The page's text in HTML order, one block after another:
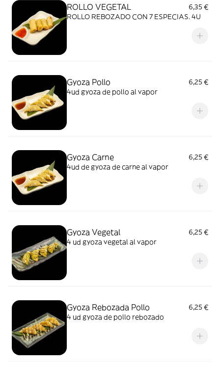
ROLLO VEGETAL
6,35 €
ROLLO REBOZADO CON 7 ESPECIAS. 4U
Gyoza Pollo
6,25 €
4ud gyoza de pollo al vapor
Gyoza Carne
6,25 €
4ud de gyoza de carne al vapor
Gyoza Vegetal
6,25 €
4 ud gyoza vegetal al vapor
Gyoza Rebozada Pollo
6,25 €
4 ud gyoza de pollo rebozado